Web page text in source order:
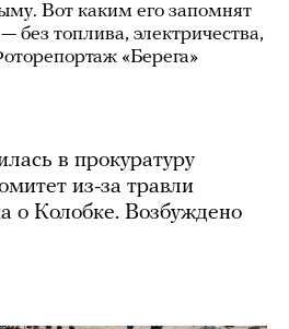
Вот каким его запомнят
без топлива, электричества,
«Берега»
в прокуратуру
из-за травли
о Колобке. Возбуждено